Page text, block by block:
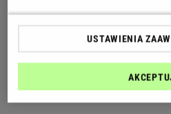
USTAWIENIA